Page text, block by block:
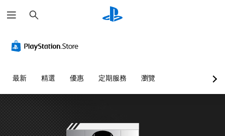
尋
最新 精選 優惠 定期服務 瀏覽